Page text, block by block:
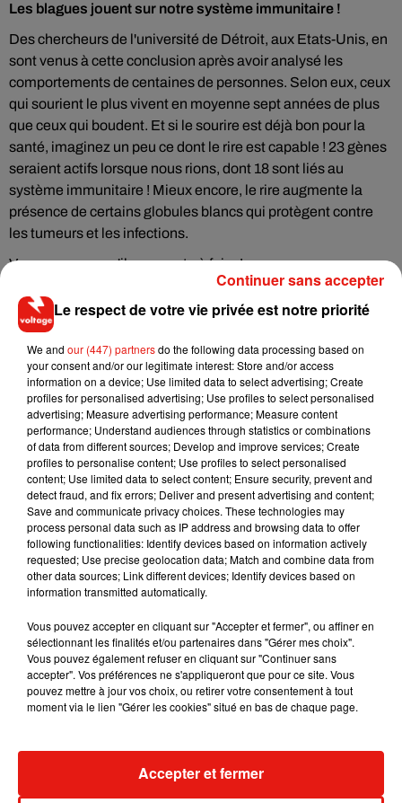
Les blagues jouent sur notre système immunitaire !
Des chercheurs de l'université de Détroit, aux Etats-Unis, en
sont venus à cette conclusion après avoir analysé les
comportements de centaines de personnes. Selon eux, ceux
qui sourient le plus vivent en moyenne sept années de plus
que ceux qui boudent. Et si le sourire est déjà bon pour la
santé, imaginez un peu ce dont le rire est capable ! 23 gènes
seraient actifs lorsque nous rions, dont 18 sont liés au
système immunitaire ! Mieux encore, le rire augmente la
présence de certains globules blancs qui protègent contre
les tumeurs et les infections.
Vous savez ce qu'il vous reste à faire !
Musique
7 août 2026
RÜFÜS DU SOL annonce un nouvel
album après sa tournée mondiale
7 août 2026
Angèle et Amélie Lens dévoilent leur
collaboration tant attendue
6 août 2026
Il y a 10 ans, DJ Snake changeait de
dimension avec son premier...
Fred again.. et Latin Mafia dévoilent enfin
Le respect de votre vie privée est notre priorité
We and our (447) partnersdo the following data processing based on
your consent and/or our legitimate interest: Store and/or access
information on a device; Use limited data to select advertising; Create
profiles for personalised advertising; Use profiles to select personalised
advertising; Measure advertising performance; Measure content
performance; Understand audiences through statistics or combinations
of data from different sources; Develop and improve services; Create
profiles to personalise content; Use profiles to select personalised
content; Use limited data to select content; Ensure security, prevent and
detect fraud, and fix errors; Deliver and present advertising and content;
Save and communicate privacy choices. These technologies may
process personal data such as IP address and browsing data to offer
following functionalities: Identify devices based on information actively
requested; Use precise geolocation data; Match and combine data from
other data sources; Link different devices; Identify devices based on
information transmitted automatically.
Vous pouvez accepter en cliquant sur "Accepter et fermer", ou affiner en
sélectionnant les finalités et/ou partenaires dans "Gérer mes choix".
Vous pouvez également refuser en cliquant sur "Continuer sans
accepter". Vos préférences ne s'appliqueront que pour ce site. Vous
pouvez mettre à jour vos choix, ou retirer votre consentement à tout
moment via le lien "Gérer les cookies" situé en bas de chaque page.
Accepter et fermer
Continuer sans accepter